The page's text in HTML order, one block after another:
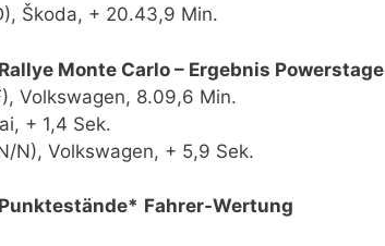
Škoda, + 20.43,9 Min.
Monte Carlo – Ergebnis Powerstage
Volkswagen, 8.09,6 Min.
+ 1,4 Sek.
N), Volkswagen, + 5,9 Sek.
Fahrer-Wertung